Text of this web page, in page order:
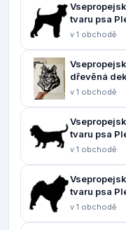
tvaru psa
v 1 obchodě
dřevěná
(cm): 38 x 30
v 1 obchodě
tvaru psa
v 1 obchodě
tvaru psa
v 1 obchodě